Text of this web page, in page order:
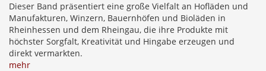
Dieser Band präsentiert eine große Vielfalt an Hofläden und
Manufakturen, Winzern, Bauernhöfen und Bioläden in
Rheinhessen und dem Rheingau, die ihre Produkte mit
höchster Sorgfalt, Kreativität und Hingabe erzeugen und
direkt vermarkten.
mehr